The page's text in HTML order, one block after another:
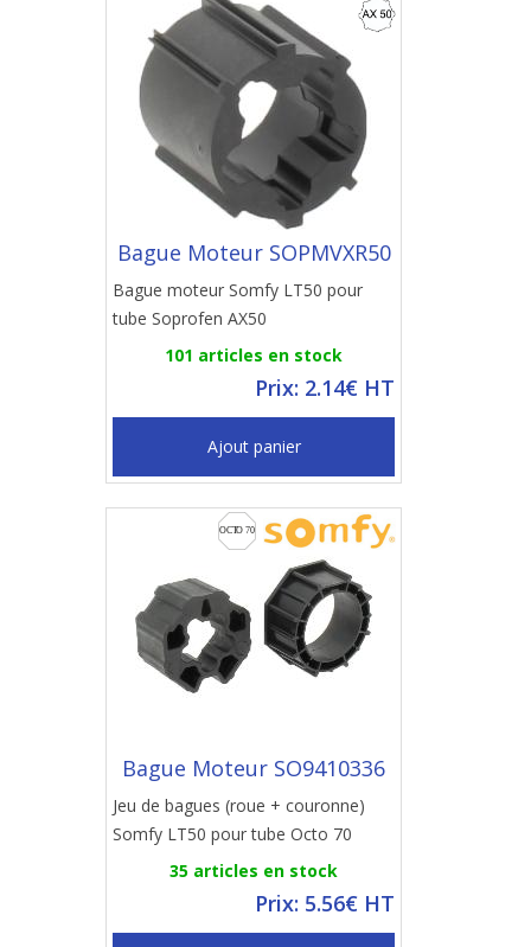
Bague Moteur SOPMVXR50
Bague moteur Somfy LT50 pour
tube Soprofen AX50
101 articles en stock
Prix: 2.14€ HT
Ajout panier
Bague Moteur SO9410336
Jeu de bagues (roue + couronne)
Somfy LT50 pour tube Octo 70
35 articles en stock
Prix: 5.56€ HT